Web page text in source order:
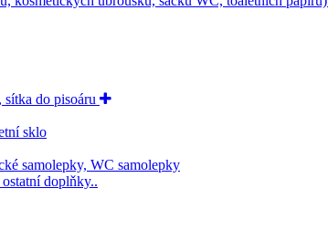
do pisoáru
sklo
samolepky, WC samolepky
doplňky..